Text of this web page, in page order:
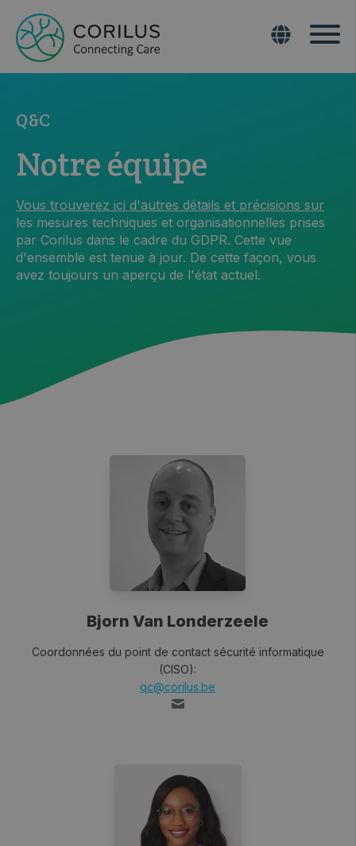
Q&C
Notre équipe
Vous trouverez ici d'autres détails et précisions sur
les mesures techniques et organisationnelles prises
par Corilus dans le cadre du GDPR. Cette vue
d'ensemble est tenue à jour. De cette façon, vous
avez toujours un aperçu de l'état actuel.
Bjorn Van Londerzeele
Coordonnées du point de contact sécurité informatique
(CISO):
qc@corilus.be